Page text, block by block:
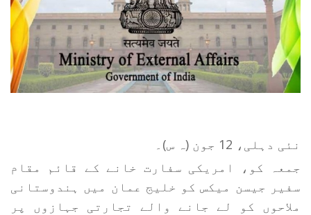
نئی دہلی، 12 جون (ہ س)۔
جمعہ کو، امریکی سفارت خانے کے قائم مقام
سفیر جیسن میکس کو خلیج عمان میں ہندوستانی
ملاحوں کو لے جانے والے تجارتی جہازوں پر